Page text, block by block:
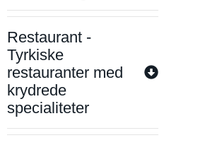
Restaurant -
Tyrkiske
restauranter med
krydrede
specialiteter